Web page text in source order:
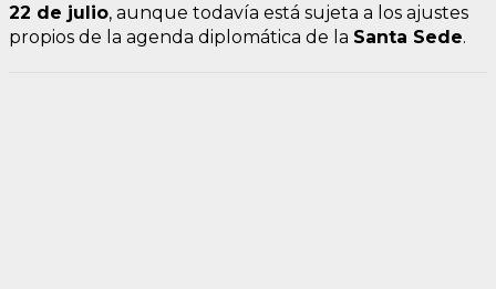
22 de julio, aunque todavía está sujeta a los ajustes
propios de la agenda diplomática de la Santa Sede.